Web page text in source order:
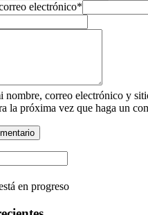
electrónico*
nombre, correo electrónico y
la próxima vez que haga un
en progreso